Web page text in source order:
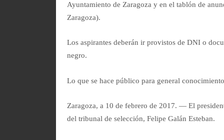
Ayuntamiento de Zaragoza y en el tablón de
Zaragoza).
Los aspirantes deberán ir provistos de DNI o
negro.
Lo que se hace público para general
Zaragoza, a 10 de febrero de 2017. — El
del tribunal de selección, Felipe Galán Esteban.